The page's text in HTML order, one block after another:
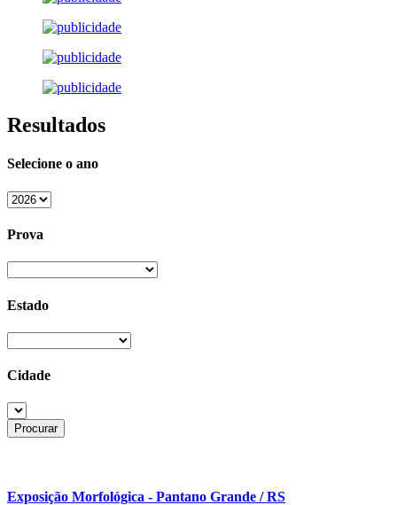
Resultados
Selecione o ano
Prova
Estado
Cidade
Exposição Morfológica - Pantano Grande / RS